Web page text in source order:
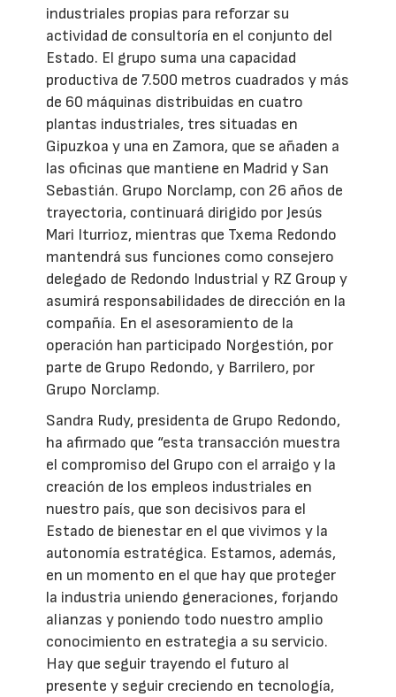
industriales propias para reforzar su
actividad de consultoría en el conjunto del
Estado. El grupo suma una capacidad
productiva de 7.500 metros cuadrados y más
de 60 máquinas distribuidas en cuatro
plantas industriales, tres situadas en
Gipuzkoa y una en Zamora, que se añaden a
las oficinas que mantiene en Madrid y San
Sebastián. Grupo Norclamp, con 26 años de
trayectoria, continuará dirigido por Jesús
Mari Iturrioz, mientras que Txema Redondo
mantendrá sus funciones como consejero
delegado de Redondo Industrial y RZ Group y
asumirá responsabilidades de dirección en la
compañía. En el asesoramiento de la
operación han participado Norgestión, por
parte de Grupo Redondo, y Barrilero, por
Grupo Norclamp.
Sandra Rudy, presidenta de Grupo Redondo,
ha afirmado que “esta transacción muestra
el compromiso del Grupo con el arraigo y la
creación de los empleos industriales en
nuestro país, que son decisivos para el
Estado de bienestar en el que vivimos y la
autonomía estratégica. Estamos, además,
en un momento en el que hay que proteger
la industria uniendo generaciones, forjando
alianzas y poniendo todo nuestro amplio
conocimiento en estrategia a su servicio.
Hay que seguir trayendo el futuro al
presente y seguir creciendo en tecnología,